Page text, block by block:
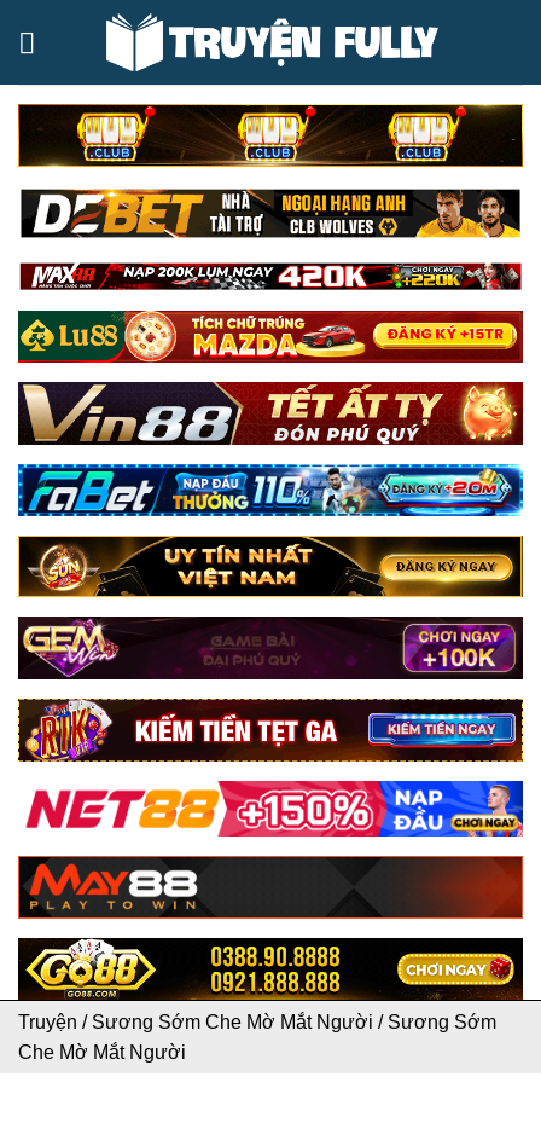
Truyện / Sương Sớm Che Mờ Mắt Người / Sương Sớm
Che Mờ Mắt Người